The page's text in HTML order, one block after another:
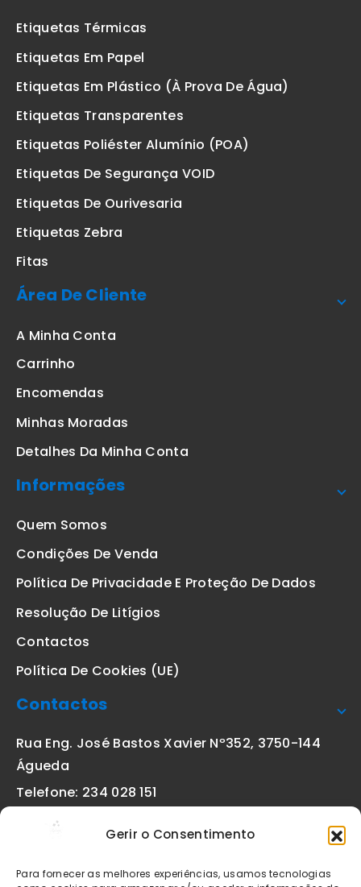
Gerir o Consentimento
Para fornecer as melhores experiências, usamos tecnologias
Etiquetas Térmicas
Etiquetas Em Papel
Etiquetas Em Plástico (à Prova De Água)
Etiquetas Transparentes
Etiquetas Poliéster Alumínio (POA)
Etiquetas De Segurança VOID
Etiquetas De Ourivesaria
Etiquetas Zebra
Fitas
Área De Cliente
A Minha Conta
Carrinho
Encomendas
Minhas Moradas
Detalhes Da Minha Conta
Informações
Quem Somos
Condições De Venda
Política De Privacidade E Proteção De Dados
Resolução De Litígios
Contactos
Política De Cookies (UE)
Contactos
Rua Eng. José Bastos Xavier Nº352, 3750-144
Águeda
Telefone: 234 028 151
geral@etiquetas-online.pt